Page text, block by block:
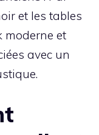
et les tables
moderne et
avec un